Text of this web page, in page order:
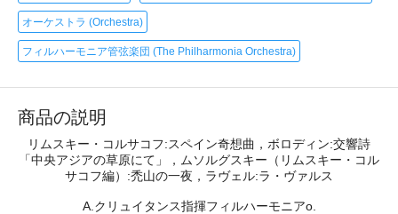
オーケストラ (Orchestra)
フィルハーモニア管弦楽団 (The Philharmonia Orchestra)
商品の説明
リムスキー・コルサコフ:スペイン奇想曲，ボロディン:交響詩
「中央アジアの草原にて」，ムソルグスキー（リムスキー・コル
サコフ編）:禿山の一夜，ラヴェル:ラ・ヴァルス
A.クリュイタンス指揮フィルハーモニアo.